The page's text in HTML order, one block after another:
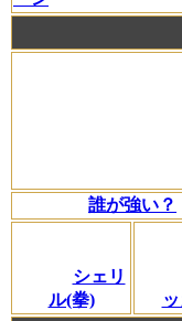
誰が強い？
シェリ
ル(拳)